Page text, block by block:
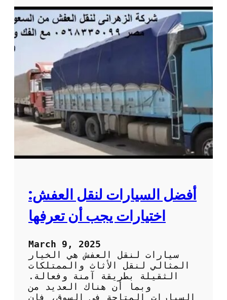
ي
ة
و
ج
و
م
ض
م
و
ة
؟
ا
ح
ن
ة
ن
ا
ث
ا
ث
ك
ي
ف
خ
ت
ي
ر
ل
خ
م
أفضل السيارات لنقل العفش:
اختيارات يجب أن تعرفها
March 9, 2025
سيارات لنقل العفش هي الخيار
المثالي لنقل الأثاث والممتلكات
الثقيلة بطريقة آمنة وفعالة.
وبما أن هناك العديد من
السيارات المتاحة في السوق، فإن